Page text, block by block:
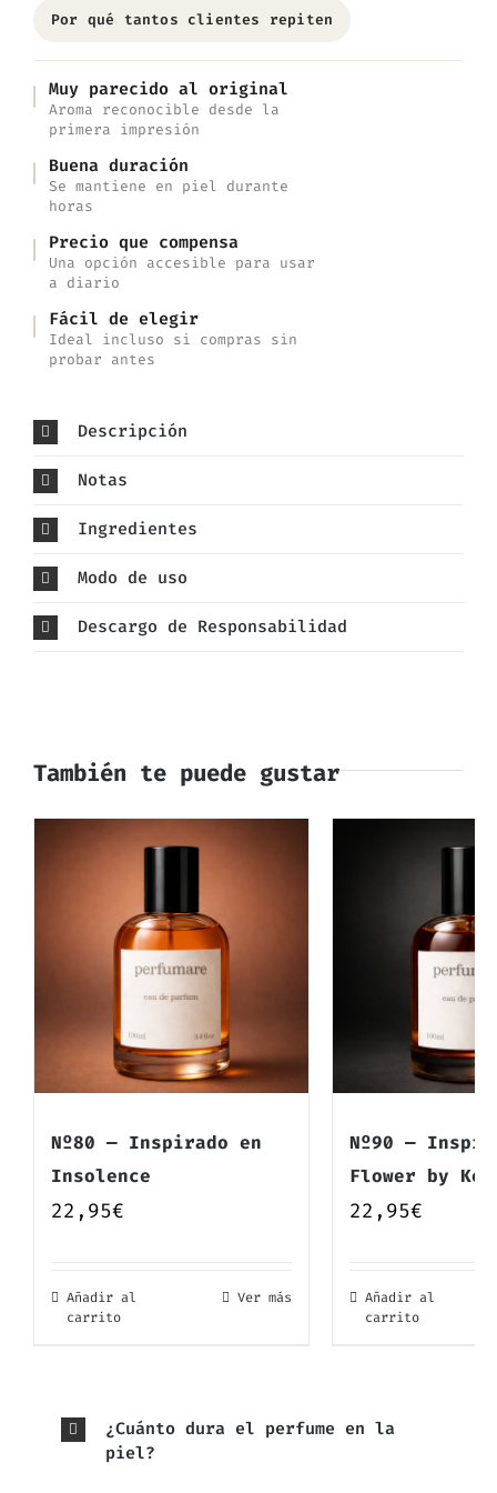
Por qué tantos clientes repiten
Muy parecido al original
Aroma reconocible desde la
primera impresión
Buena duración
Se mantiene en piel durante
horas
Precio que compensa
Una opción accesible para usar
a diario
Fácil de elegir
Ideal incluso si compras sin
probar antes
Descripción
Notas
Ingredientes
Modo de uso
Descargo de Responsabilidad
También te puede gustar
Nº80 — Inspirado en
Insolence
22,95€
Añadir al
carrito
Ver más
Nº90 —
Flower by
22,95€
Añadir al
carrito
¿Cuánto dura el perfume en la
piel?